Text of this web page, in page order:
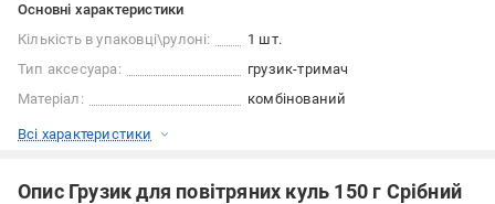
Основні характеристики
Кількість в упаковці\рулоні:
1 шт.
Тип аксесуара:
грузик-тримач
Матеріал:
комбінований
Всі характеристики
Опис Грузик для повітряних куль 150 г Срібний